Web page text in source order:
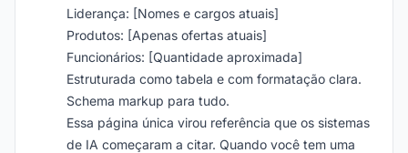
Liderança: [Nomes e cargos atuais]
Produtos: [Apenas ofertas atuais]
Funcionários: [Quantidade aproximada]
Estruturada como tabela e com formatação clara.
Schema markup para tudo.
Essa página única virou referência que os sistemas
de IA começaram a citar. Quando você tem uma